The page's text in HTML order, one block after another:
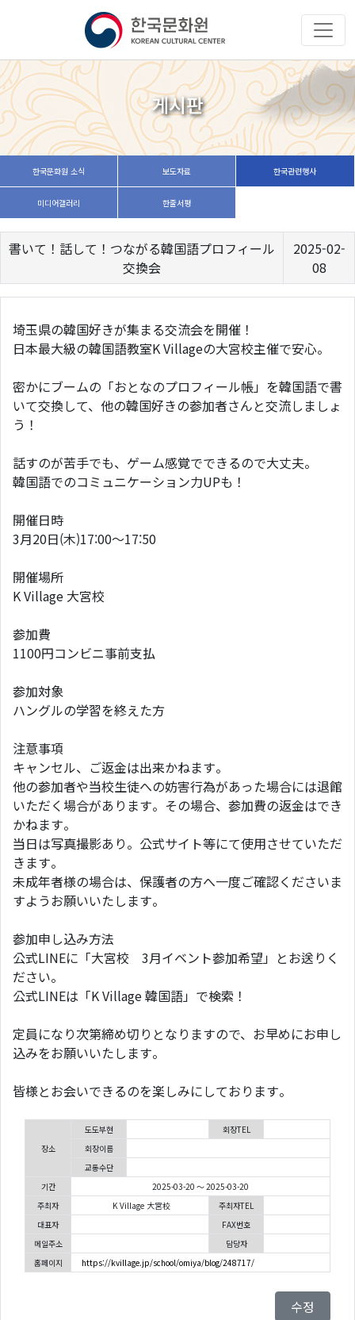
게시판
한국문화원 소식 보도자료 한국관련행사
미디어갤러리 한줄서평
書いて！話して！つながる韓国語プロフィール
交換会
2025-02-
08
埼玉県の韓国好きが集まる交流会を開催！
日本最大級の韓国語教室K Villageの大宮校主催で安心。
密かにブームの「おとなのプロフィール帳」を韓国語で書
いて交換して、他の韓国好きの参加者さんと交流しましょ
う！
話すのが苦手でも、ゲーム感覚でできるので大丈夫。
韓国語でのコミュニケーション力UPも！
開催日時
3月20日(木)17:00～17:50
開催場所
K Village 大宮校
参加費
1100円コンビニ事前支払
参加対象
ハングルの学習を終えた方
注意事項
キャンセル、ご返金は出来かねます。
他の参加者や当校生徒への妨害行為があった場合には退館
いただく場合があります。その場合、参加費の返金はでき
かねます。
当日は写真撮影あり。公式サイト等にて使用させていただ
きます。
未成年者様の場合は、保護者の方へ一度ご確認くださいま
すようお願いいたします。
参加申し込み方法
公式LINEに「大宮校 3月イベント参加希望」とお送りく
ださい。
公式LINEは「K Village 韓国語」で検索！
定員になり次第締め切りとなりますので、お早めにお申し
込みをお願いいたします。
皆様とお会いできるのを楽しみにしております。
장소
도도부현
회장TEL
회장이름
교통수단
기간
2025-03-20 ～ 2025-03-20
주최자
K Village 大宮校
주최자TEL
대표자
FAX번호
메일주소
담당자
홈페이지
https://kvillage.jp/school/omiya/blog/248717/
수정